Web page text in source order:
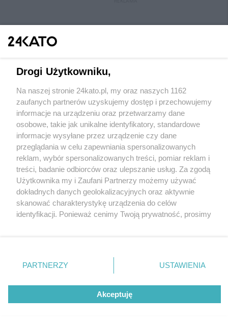
Wydawca mediów lokalnych
Nie zapomnij
zapoznać się z:
polityką prywatności regulamin korzystania z portali
Twojemiasto
Piekary Śląskie
Chorzów
Tarnowskie Góry
Gliwice
Skontakuj sięz nami
Kontakt
Wydawca
Redakcja
Drogi Użytkowniku,
Na naszej stronie 24kato.pl, my oraz naszych 1162
zaufanych partnerów uzyskujemy dostęp i przechowujemy
informacje na urządzeniu oraz przetwarzamy dane
osobowe, takie jak unikalne identyfikatory, standardowe
informacje wysyłane przez urządzenie czy dane
przeglądania w celu zapewniania spersonalizowanych
reklam, wybór spersonalizowanych treści, pomiar reklam i
treści, badanie odbiorców oraz ulepszanie usług. Za zgodą
Użytkownika my i Zaufani Partnerzy możemy używać
dokładnych danych geolokalizacyjnych oraz aktywnie
skanować charakterystykę urządzenia do celów
identyfikacji. Ponieważ cenimy Twoją prywatność, prosimy
prywatności znajdujący się w lewym dolnym rogu strony
. Niektóre rodzaje przetwarzania danych nie wymagają
zgody użytkownika, ale masz prawo sprzeciwić się
takiemu przetwarzaniu. Preferencje będą miały
zastosowania tylko na tej witrynie.
PARTNERZY USTAWIENIA
Akceptuję